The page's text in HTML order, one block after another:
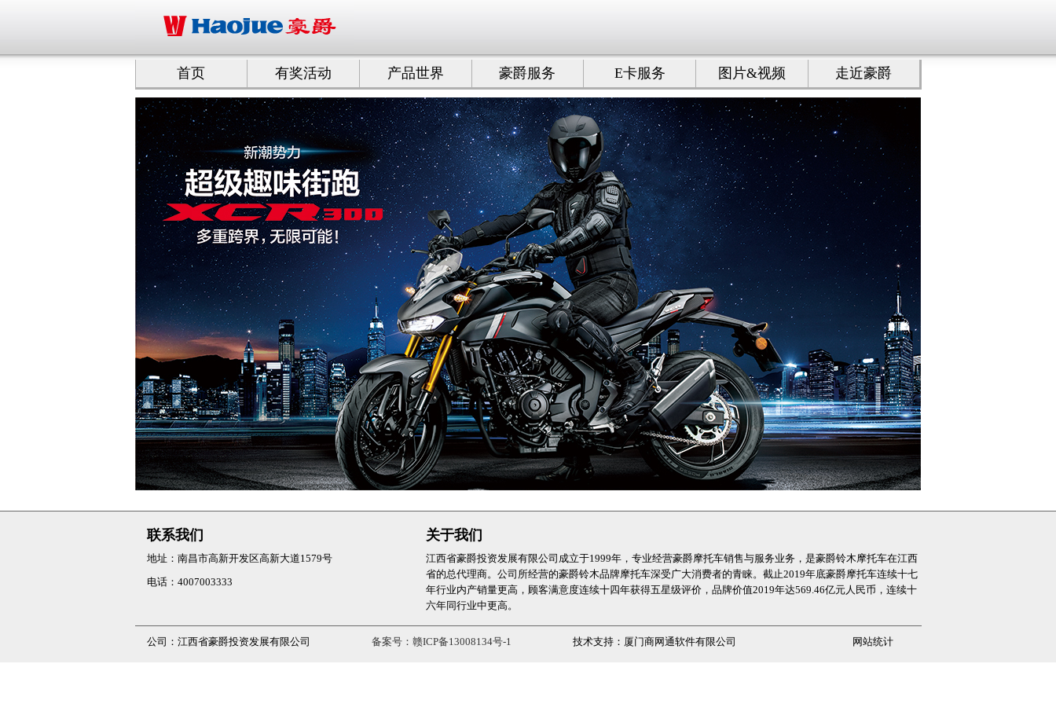
首页 有奖活动 产品世界 豪爵服务 E卡服务 图片&视频 走近豪爵
联系我们
地址：南昌市高新开发区高新大道1579号
电话：4007003333
关于我们
江西省豪爵投资发展有限公司成立于1999年，专业经营豪爵摩托车销售与服务业务，是豪爵铃木摩托车在江西
省的总代理商。公司所经营的豪爵铃木品牌摩托车深受广大消费者的青睐。截止2019年底豪爵摩托车连续十七
年行业内产销量更高，顾客满意度连续十四年获得五星级评价，品牌价值2019年达569.46亿元人民币，连续十
六年同行业中更高。
公司：江西省豪爵投资发展有限公司 备案号：赣ICP备13008134号-1 技术支持：厦门商网通软件有限公司 网站统计